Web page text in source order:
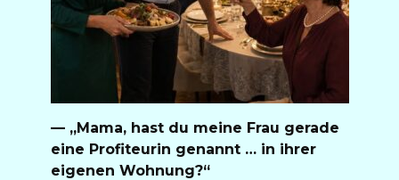
— „Mama, hast du meine Frau gerade
eine Profiteurin genannt … in ihrer
eigenen Wohnung?“